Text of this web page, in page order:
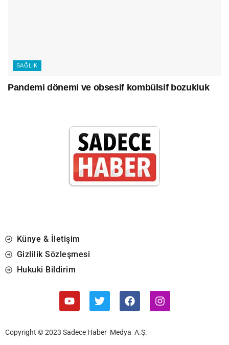
SAĞLIK
Pandemi dönemi ve obsesif kombülsif bozukluk
Künye & İletişim
Gizlilik Sözleşmesi
Hukuki Bildirim
Copyright © 2023 Sadece Haber Medya A.Ş.